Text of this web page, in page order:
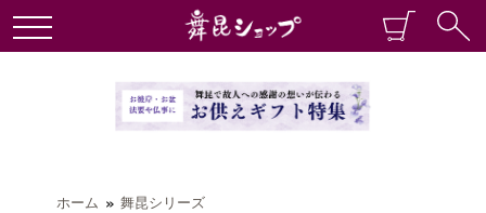
ホーム
舞昆シリーズ